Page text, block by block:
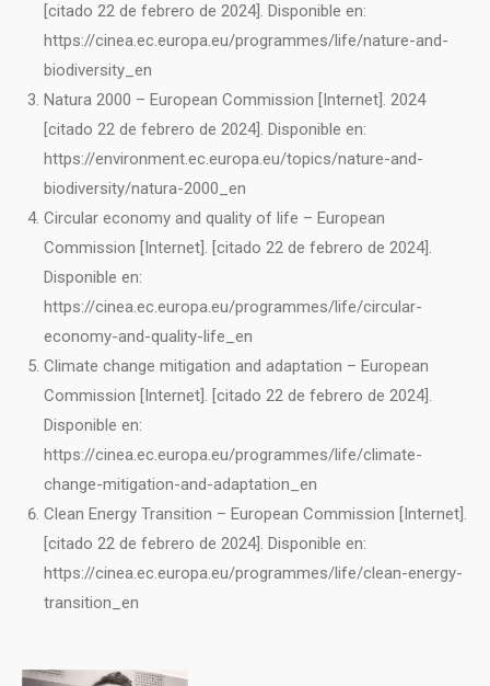
[citado 22 de febrero de 2024]. Disponible en:
https://cinea.ec.europa.eu/programmes/life/nature-and-
biodiversity_en
Natura 2000 – European Commission [Internet]. 2024
[citado 22 de febrero de 2024]. Disponible en:
https://environment.ec.europa.eu/topics/nature-and-
biodiversity/natura-2000_en
Circular economy and quality of life – European
Commission [Internet]. [citado 22 de febrero de 2024].
Disponible en:
https://cinea.ec.europa.eu/programmes/life/circular-
economy-and-quality-life_en
Climate change mitigation and adaptation – European
Commission [Internet]. [citado 22 de febrero de 2024].
Disponible en:
https://cinea.ec.europa.eu/programmes/life/climate-
change-mitigation-and-adaptation_en
Clean Energy Transition – European Commission [Internet].
[citado 22 de febrero de 2024]. Disponible en:
https://cinea.ec.europa.eu/programmes/life/clean-energy-
transition_en